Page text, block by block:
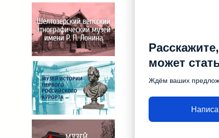
может
Ждём ваших